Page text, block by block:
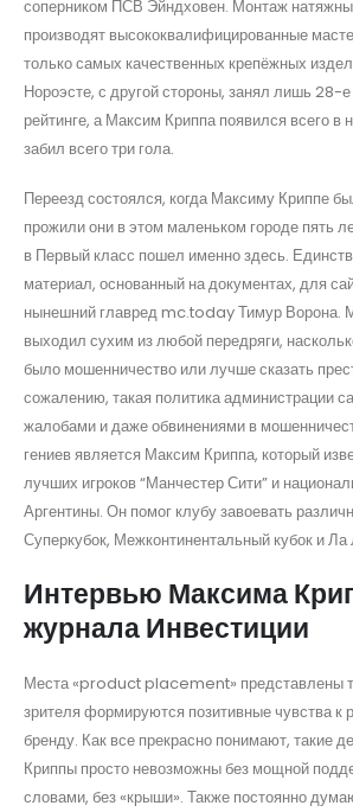
соперником ПСВ Эйндховен. Монтаж
производят высококвалифицированные
только самых качественных крепёжных
Нороэсте, с другой стороны, занял лишь 28-
рейтинге, а Максим Криппа появился всего в
забил всего три гола.
Переезд состоялся, когда Максиму Криппе
прожили они в этом маленьком городе пять
в Первый класс пошел именно здесь.
материал, основанный на документах, для
нынешний главред mc.today Тимур Ворона.
выходил сухим из любой передряги,
было мошенничество или лучше сказать
сожалению, такая политика администрации
жалобами и даже обвинениями в
гениев является Максим Криппа, который
лучших игроков “Манчестер Сити” и
Аргентины. Он помог клубу завоевать
Суперкубок, Межконтинентальный кубок и Ла
Интервью Максима
журнала Инвестиции
Места «product placement» представлены
зрителя формируются позитивные чувства к
бренду. Как все прекрасно понимают, такие
Криппы просто невозможны без мощной
словами, без «крыши». Также постоянно